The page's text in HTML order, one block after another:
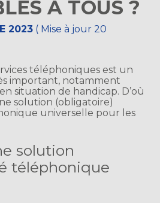
À TOUS ?
2023 ( Mise à jour 20
téléphoniques est un
important, notamment
situation de handicap. D’où
solution (obligatoire)
universelle pour les
solution
téléphonique